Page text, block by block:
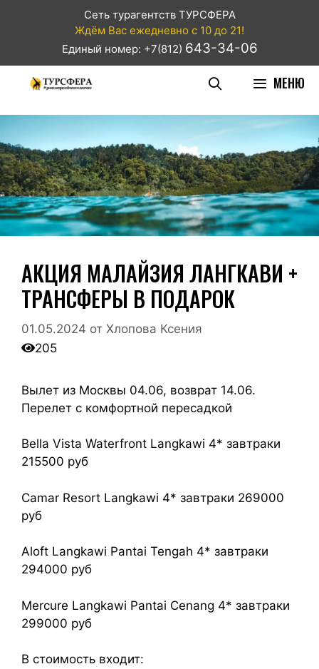
Сеть турагентств ТУРСФЕРА
Ждём Вас ежедневно с 10 до 21!
Единый номер: +7(812) 643-34-06
МЕНЮ
АКЦИЯ МАЛАЙЗИЯ ЛАНГКАВИ +
ТРАНСФЕРЫ В ПОДАРОК
01.05.2024 от Хлопова Ксения
205
Вылет из Москвы 04.06, возврат 14.06.
Перелет с комфортной пересадкой
Bella Vista Waterfront Langkawi 4* завтраки
215500 руб
Camar Resort Langkawi 4* завтраки 269000
руб
Aloft Langkawi Pantai Tengah 4* завтраки
294000 руб
Mercure Langkawi Pantai Cenang 4* завтраки
299000 руб
В стоимость входит: